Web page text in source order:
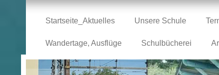
Startseite_Aktuelles Unsere Schule
Wandertage, Ausflüge Schulbücherei